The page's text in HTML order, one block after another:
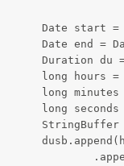
Date start =
Date end =
Duration du
long hours =
long minutes
long seconds
StringBuffer